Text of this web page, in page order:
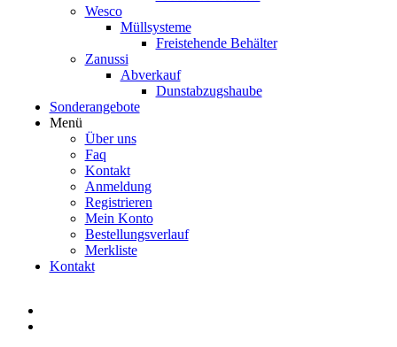
Wesco
Müllsysteme
Freistehende Behälter
Zanussi
Abverkauf
Dunstabzugshaube
Sonderangebote
Menü
Über uns
Faq
Kontakt
Anmeldung
Registrieren
Mein Konto
Bestellungsverlauf
Merkliste
Kontakt